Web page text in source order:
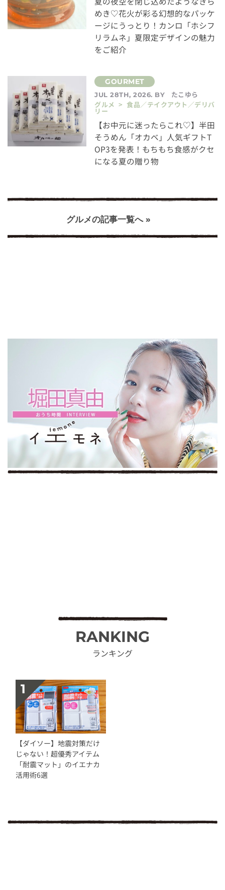
めき♡花火が彩る幻想的なパッケ
ージにうっとり！カンロ「ホシフ
リラムネ」夏限定デザインの魅力
をご紹介
JUL 28TH, 2026. BY
たこゆら
グルメ > 食品／テイクアウト／デリバ
リー
【お中元に迷ったらこれ♡】半田
そうめん「オカベ」人気ギフトT
OP3を発表！もちもち食感がクセ
になる夏の贈り物
グルメの記事一覧へ »
RANKING
ランキング
【ダイソー】地震対策だけ
じゃない！超優秀アイテム
「耐震マット」のイエナカ
活用術6選